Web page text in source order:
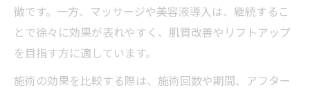
徴です。一方、マッサージや美容液導入は、継続するこ
とで徐々に効果が表れやすく、肌質改善やリフトアップ
を目指す方に適しています。
施術の効果を比較する際は、施術回数や期間、アフター